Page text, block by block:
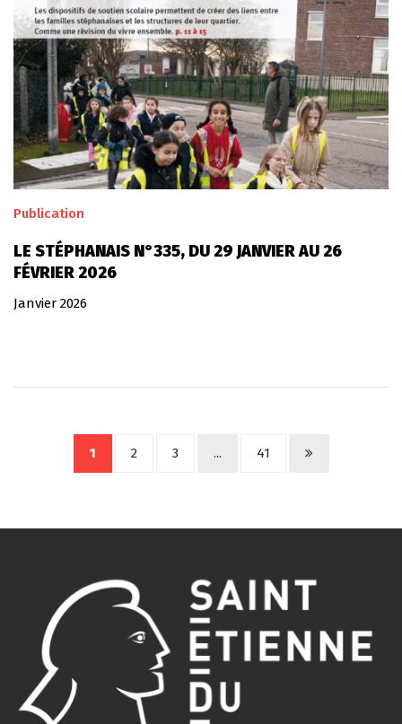
Publication
LE STÉPHANAIS N°335, DU 29 JANVIER AU 26
FÉVRIER 2026
Janvier 2026
1 2 3 ... 41